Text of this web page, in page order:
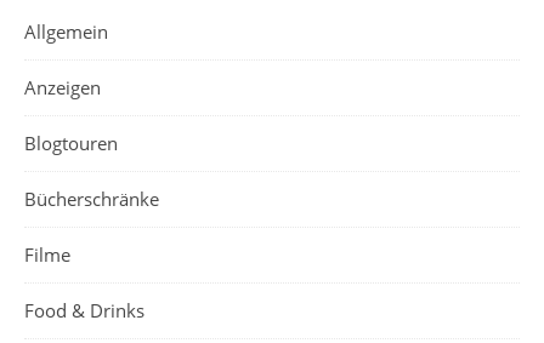
Allgemein
Anzeigen
Blogtouren
Bücherschränke
Filme
Food & Drinks